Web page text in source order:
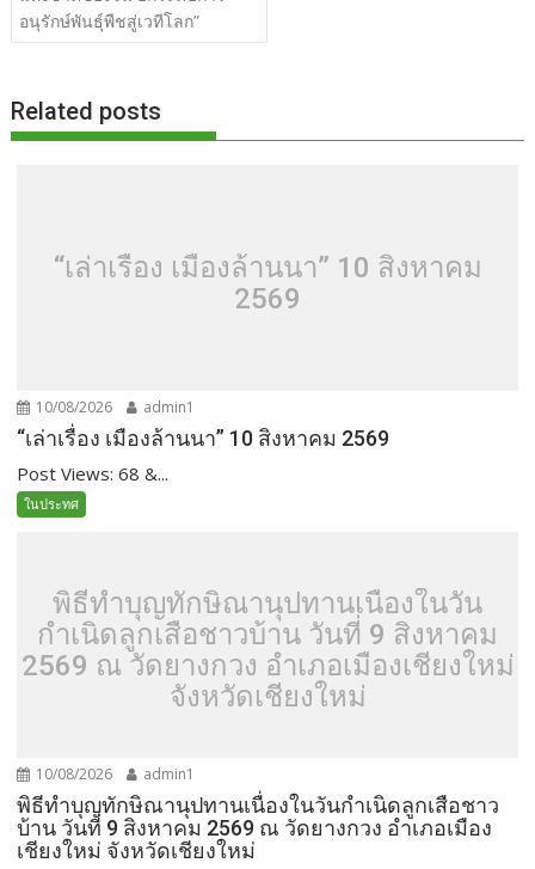
k
อนุรักษ์พันธุ์พืชสู่เวทีโลก”
Related posts
“เล่าเรื่อง เมืองล้านนา” 10 สิงหาคม
2569
10/08/2026 admin1
“เล่าเรื่อง เมืองล้านนา” 10 สิงหาคม 2569
Post Views: 68 &...
ในประทศ
พิธีทำบุญทักษิณานุปทานเนื่องในวัน
กำเนิดลูกเสือชาวบ้าน วันที่ 9 สิงหาคม
2569 ณ วัดยางกวง อำเภอเมืองเชียงใหม่
จังหวัดเชียงใหม่
10/08/2026 admin1
พิธีทำบุญทักษิณานุปทานเนื่องในวันกำเนิดลูกเสือชาว
บ้าน วันที่ 9 สิงหาคม 2569 ณ วัดยางกวง อำเภอเมือง
เชียงใหม่ จังหวัดเชียงใหม่